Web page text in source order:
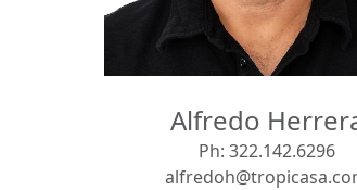
Alfredo
Ph: 322.142.6296